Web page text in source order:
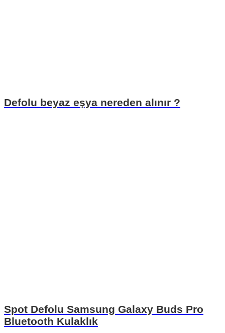
Defolu beyaz eşya nereden alınır ?
Spot Defolu Samsung Galaxy Buds Pro
Bluetooth Kulaklık